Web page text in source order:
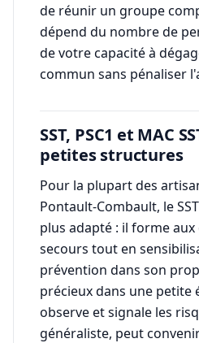
de réunir un groupe
dépend du nombre de
de votre capacité à
commun sans pénaliser
SST, PSC1 et MAC
petites structures
Pour la plupart des
Pontault-Combault, le
plus adapté : il forme
secours tout en
prévention dans son
précieux dans une petite
observe et signale les
généraliste, peut